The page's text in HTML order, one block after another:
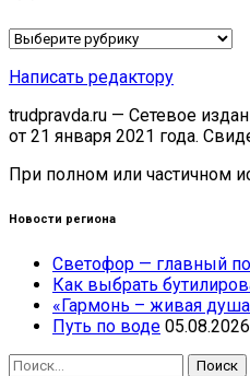
Рубрики
Написать редактору
trudpravda.ru — Сетевое
от 21 января 2021 года.
При полном или частичном
Новости региона
Светофор — главный
Как выбрать
«Гармонь – живая душа
Путь по воде 05.08.2026
Найти: